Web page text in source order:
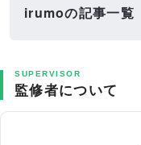
irumoの記事一覧
SUPERVISOR
監修者について